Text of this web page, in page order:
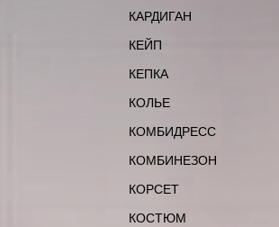
КАРДИГАН
КЕЙП
КЕПКА
КОЛЬЕ
КОМБИДРЕСС
КОМБИНЕЗОН
КОРСЕТ
КОСТЮМ